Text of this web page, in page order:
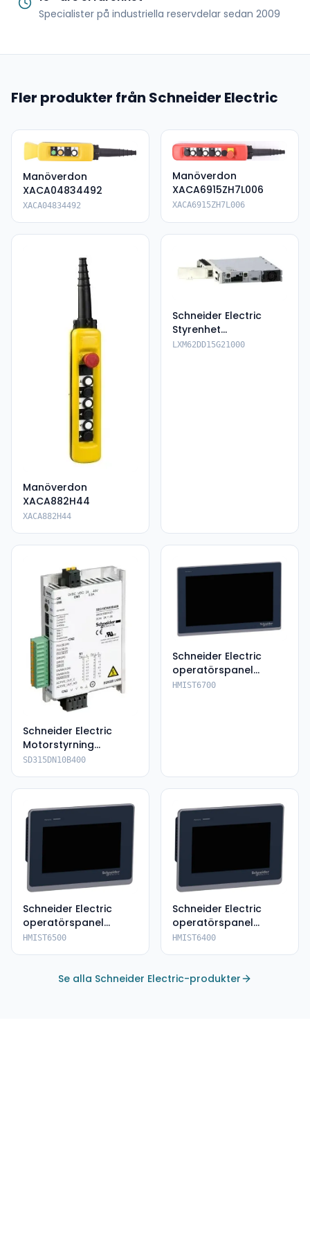
Specialister på industriella reservdelar sedan 2009
Fler produkter från Schneider Electric
Manöverdon
XACA04834492
XACA04834492
Manöverdon
XACA6915ZH7L006
XACA6915ZH7L006
Manöverdon
XACA882H44
XACA882H44
Schneider Electric
Styrenhet
LXM62DD15G21000
LXM62DD15G21000
Schneider Electric
Motorstyrning
SD315DN10B400
SD315DN10B400
Schneider Electric
operatörspanel
HMIST6700
HMIST6700
Schneider Electric
operatörspanel
HMIST6500
HMIST6500
Schneider Electric
operatörspanel
HMIST6400
HMIST6400
Se alla Schneider Electric-produkter